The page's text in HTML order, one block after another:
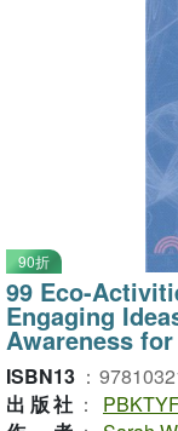
90折
99 Eco-
Engaging
Awareness
ISBN13 ：
出版社 ：